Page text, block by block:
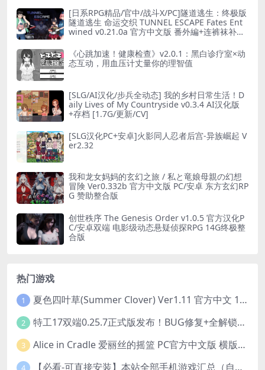
[日系RPG精品/官中/战斗X/PC]隧道逃生：终极版
隧道逃生 命运交织 TUNNEL ESCAPE Fates Ent
wined v0.21.0a 官方中文版 番外編+连裤袜补丁
《心跳加速！健康检查》v2.0.1：黑白诊疗室×动
态互动，用血压计丈量你的理智值
[SLG/AI汉化/步兵全动态] 我的乡村日常生活！D
aily Lives of My Countryside v0.3.4 AI汉化版
+存档 [1.7G/更新/CV]
[SLG汉化PC+安卓]火影同人忍者后宫-异族崛起 V
er2.32
我和龙女妈妈的玄幻之旅 / 私と竜娘母親の幻想
冒険 Ver0.332b 官方中文版 PC/安卓 东方玄幻RP
G 赞助整合版
创世秩序 The Genesis Order v1.0.5 官方汉化P
C/安卓双端 电影级动态悬疑侦探RPG 14G终极整
合版
热门游戏
1 夏色四叶草(Summer Clover) Ver1.11 官方中文 1+4.35G 全CG 有CV 百度盘版本
2 特工17双端0.25.7正式版发布！BUG修复+全解锁存档+赞助码合集（安卓/PC/中文/动态）
3 Alice in Cradle 爱丽丝的摇篮 PC官方中文版 横版动作ACT 手绘幻想风 v0.29g 完整体验版
4 【必看-可直接安装】本站全部手机游戏汇总（自带修改器MOD）